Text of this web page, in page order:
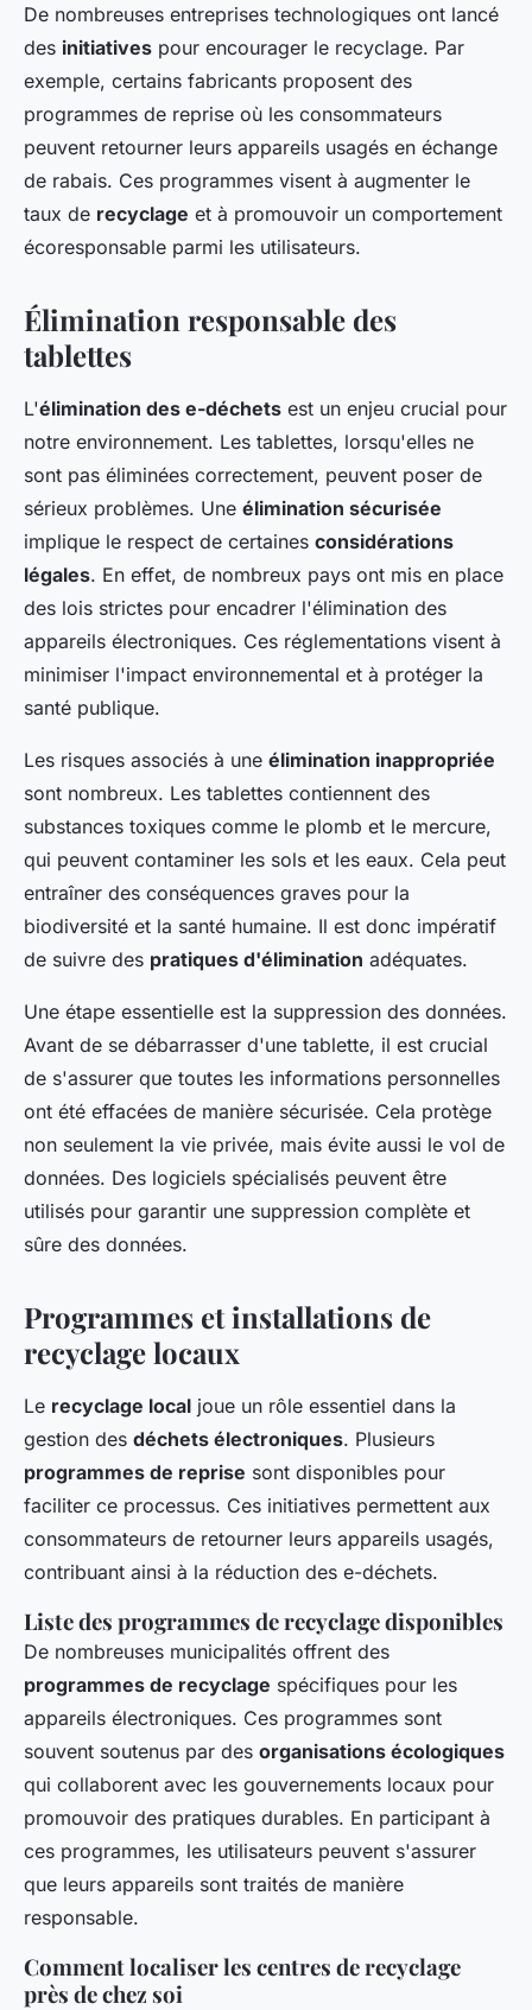
De nombreuses entreprises technologiques ont lancé
des initiatives pour encourager le recyclage. Par
exemple, certains fabricants proposent des
programmes de reprise où les consommateurs
peuvent retourner leurs appareils usagés en échange
de rabais. Ces programmes visent à augmenter le
taux de recyclage et à promouvoir un comportement
écoresponsable parmi les utilisateurs.
Élimination responsable des
tablettes
L'élimination des e-déchets est un enjeu crucial pour
notre environnement. Les tablettes, lorsqu'elles ne
sont pas éliminées correctement, peuvent poser de
sérieux problèmes. Une élimination sécurisée
implique le respect de certaines considérations
légales. En effet, de nombreux pays ont mis en place
des lois strictes pour encadrer l'élimination des
appareils électroniques. Ces réglementations visent à
minimiser l'impact environnemental et à protéger la
santé publique.
Les risques associés à une élimination inappropriée
sont nombreux. Les tablettes contiennent des
substances toxiques comme le plomb et le mercure,
qui peuvent contaminer les sols et les eaux. Cela peut
entraîner des conséquences graves pour la
biodiversité et la santé humaine. Il est donc impératif
de suivre des pratiques d'élimination adéquates.
Une étape essentielle est la suppression des données.
Avant de se débarrasser d'une tablette, il est crucial
de s'assurer que toutes les informations personnelles
ont été effacées de manière sécurisée. Cela protège
non seulement la vie privée, mais évite aussi le vol de
données. Des logiciels spécialisés peuvent être
utilisés pour garantir une suppression complète et
sûre des données.
Programmes et installations de
recyclage locaux
Le recyclage local joue un rôle essentiel dans la
gestion des déchets électroniques. Plusieurs
programmes de reprise sont disponibles pour
faciliter ce processus. Ces initiatives permettent aux
consommateurs de retourner leurs appareils usagés,
contribuant ainsi à la réduction des e-déchets.
Liste des programmes de recyclage disponibles
De nombreuses municipalités offrent des
programmes de recyclage spécifiques pour les
appareils électroniques. Ces programmes sont
souvent soutenus par des organisations écologiques
qui collaborent avec les gouvernements locaux pour
promouvoir des pratiques durables. En participant à
ces programmes, les utilisateurs peuvent s'assurer
que leurs appareils sont traités de manière
responsable.
Comment localiser les centres de recyclage
près de chez soi